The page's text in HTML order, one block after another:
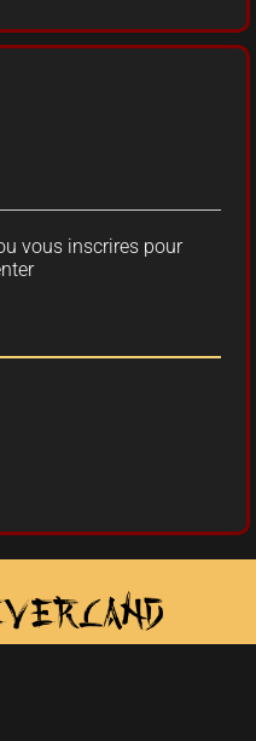
vous inscrires pour